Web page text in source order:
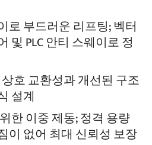
로 부드러운 리프팅; 벡터
및 PLC 안티 스웨이로 정
호 교환성과 개선된 구조
설계
한 이중 제동; 정격 용량
이 없어 최대 신뢰성 보장